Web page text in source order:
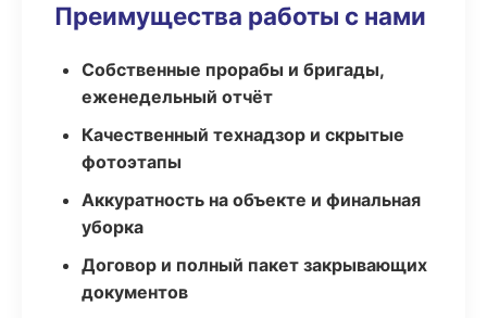
Преимущества работы с нами
Собственные прорабы и бригады,
еженедельный отчёт
Качественный технадзор и скрытые
фотоэтапы
Аккуратность на объекте и финальная
уборка
Договор и полный пакет закрывающих
документов